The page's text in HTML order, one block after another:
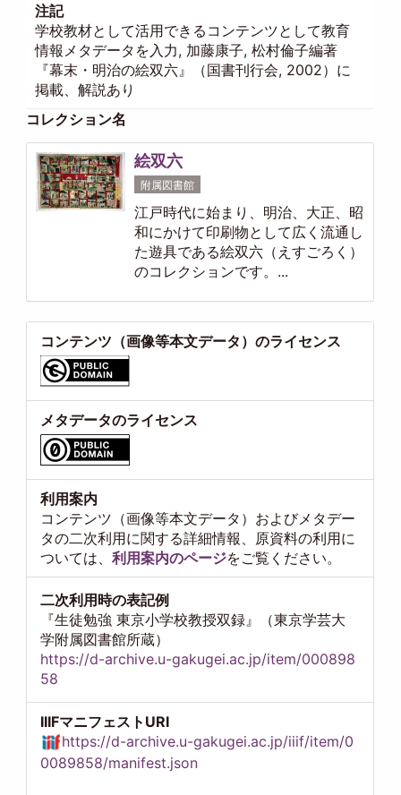
注記
学校教材として活用できるコンテンツとして教育
情報メタデータを入力, 加藤康子, 松村倫子編著
『幕末・明治の絵双六』（国書刊行会, 2002）に
掲載、解説あり
コレクション名
絵双六
附属図書館
江戸時代に始まり、明治、大正、昭
和にかけて印刷物として広く流通し
た遊具である絵双六（えすごろく）
のコレクションです。...
コンテンツ（画像等本文データ）のライセンス
メタデータのライセンス
利用案内
コンテンツ（画像等本文データ）およびメタデー
タの二次利用に関する詳細情報、原資料の利用に
ついては、利用案内のページをご覧ください。
二次利用時の表記例
『生徒勉強 東京小学校教授双録』（東京学芸大
学附属図書館所蔵）
https://d-archive.u-gakugei.ac.jp/item/000898
58
IIIFマニフェストURI
https://d-archive.u-gakugei.ac.jp/iiif/item/0
0089858/manifest.json